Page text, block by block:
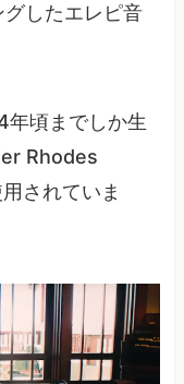
グしたエレピ音
年頃までしか生
Rhodes
されていま